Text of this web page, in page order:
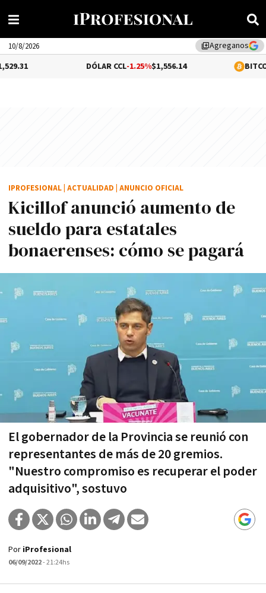
library_addAgreganos
10/8/2026
-1.25%$1,556.14 0.05%
Kicillof anunció aumento de
sueldo para estatales
bonaerenses: cómo se pagará
El gobernador de la Provincia se reunió con
representantes de más de 20 gremios.
"Nuestro compromiso es recuperar el poder
adquisitivo", sostuvo
IPROFESIONAL ACTUALIDAD ANUNCIO OFICIAL
Por iProfesional
06/09/2022- 21:24hs